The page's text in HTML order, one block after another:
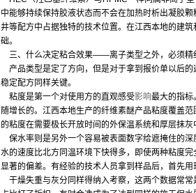
中能够持续保持胶液状态而不会在加热时析出凝胶
井等配方中占据独特的技术位置。在江西本地的建
础。
三、什么决定粘合效果——离子类型之外，必须精
产品类型是定了方向，但是对于拿到报价单以后
稳定配方同样关键。
粘度是第一个对使用方的直观感受影响最大的指标
随增长的。江西本地生产的纤维素醚产品粘度覆盖
的粘度在需要极长开放时间的外保温系统和厚层抹
保水率则是另外一个容易被表面数字给遮掩住的
水的速度比北方同温环境下快得多，即使两种粘度
显著的偏差。有经验的技术人员拿到样品后，首先
干燥失重与灰分同样得纳入考察，这两个数据常